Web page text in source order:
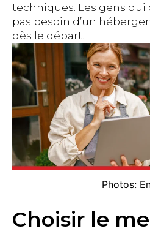
techniques. Les gens qui
pas besoin d’un
dès le départ.
Photos:
Choisir le